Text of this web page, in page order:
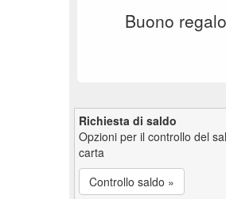
Buono
Richiesta di saldo
Opzioni per il controllo del
carta
Controllo saldo »